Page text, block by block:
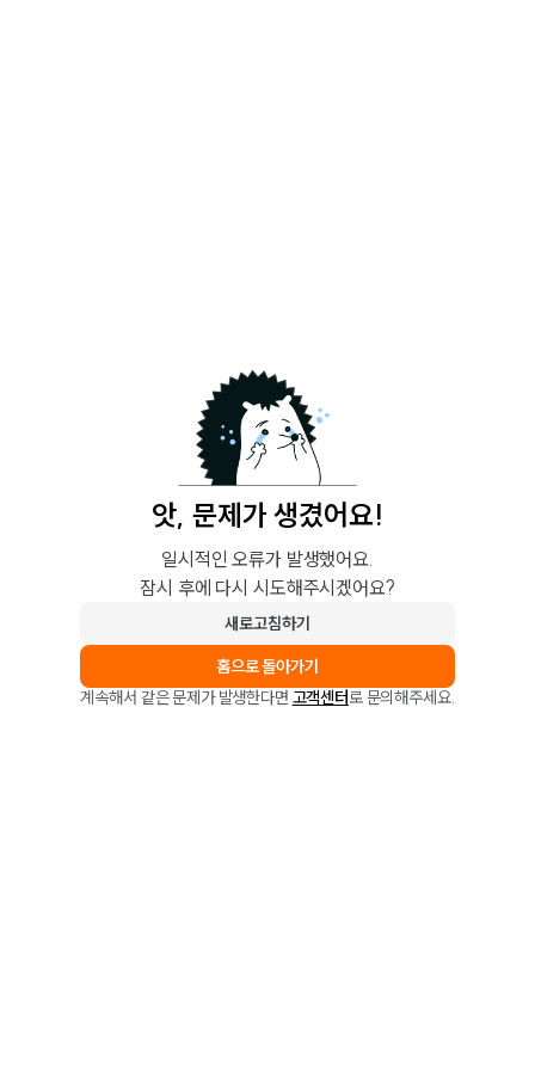
앗, 문제가 생겼어요!
일시적인 오류가 발생했어요.
잠시 후에 다시 시도해주시겠어요?
새로고침하기
홈으로 돌아가기
계속해서 같은 문제가 발생한다면 고객센터로 문의해주세요.